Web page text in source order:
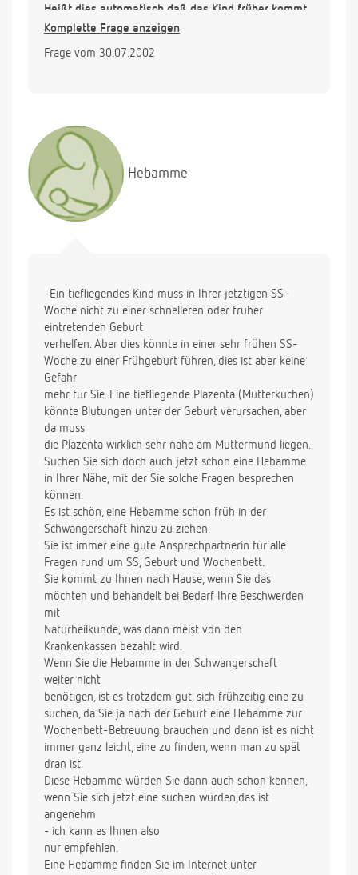
Heißt dies automatisch,daß das Kind früher kommt
oder die Geburt zügiger vonstatten geht?Für eine
Komplette Frage anzeigen
Frage vom 30.07.2002
Hebamme
-Ein tiefliegendes Kind muss in Ihrer jetztigen SS-
Woche nicht zu einer schnelleren oder früher
eintretenden Geburt
verhelfen. Aber dies könnte in einer sehr frühen SS-
Woche zu einer Frühgeburt führen, dies ist aber keine
Gefahr
mehr für Sie. Eine tiefliegende Plazenta (Mutterkuchen)
könnte Blutungen unter der Geburt verursachen, aber
da muss
die Plazenta wirklich sehr nahe am Muttermund liegen.
Suchen Sie sich doch auch jetzt schon eine Hebamme
in Ihrer Nähe, mit der Sie solche Fragen besprechen
können.
Es ist schön, eine Hebamme schon früh in der
Schwangerschaft hinzu zu ziehen.
Sie ist immer eine gute Ansprechpartnerin für alle
Fragen rund um SS, Geburt und Wochenbett.
Sie kommt zu Ihnen nach Hause, wenn Sie das
möchten und behandelt bei Bedarf Ihre Beschwerden
mit
Naturheilkunde, was dann meist von den
Krankenkassen bezahlt wird.
Wenn Sie die Hebamme in der Schwangerschaft
weiter nicht
benötigen, ist es trotzdem gut, sich frühzeitig eine zu
suchen, da Sie ja nach der Geburt eine Hebamme zur
Wochenbett-Betreuung brauchen und dann ist es nicht
immer ganz leicht, eine zu finden, wenn man zu spät
dran ist.
Diese Hebamme würden Sie dann auch schon kennen,
wenn Sie sich jetzt eine suchen würden,das ist
angenehm
- ich kann es Ihnen also
nur empfehlen.
Eine Hebamme finden Sie im Internet unter